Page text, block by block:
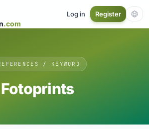
.com
Log in Register
/ KEYWORD
Fotoprints